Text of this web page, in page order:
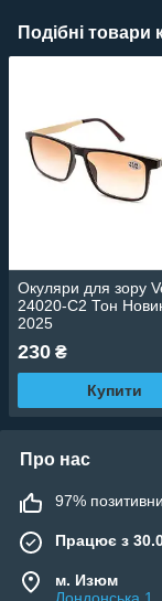
Подібні товари
Окуляри для зору
24020-C2 Тон
2025
230 ₴
Купити
Про нас
97%
Працює з
м. Изюм